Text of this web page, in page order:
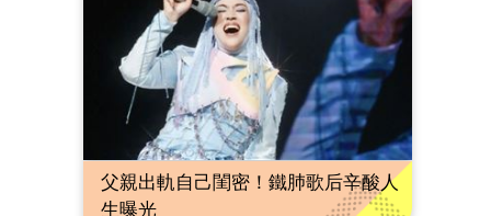
父親出軌自己閨密！鐵肺歌后辛酸人
生曝光